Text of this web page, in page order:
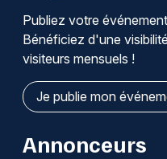
Publiez votre
Bénéficiez d'une
visiteurs mensuels !
Je publie mon
Annonceurs